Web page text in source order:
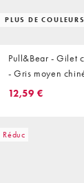
PLUS DE COULEURS
Pull&Bear - Gilet
- Gris moyen
12,59 €
Réduc